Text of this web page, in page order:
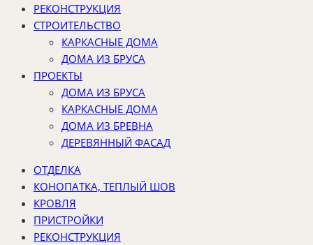
РЕКОНСТРУКЦИЯ
СТРОИТЕЛЬСТВО
КАРКАСНЫЕ ДОМА
ДОМА ИЗ БРУСА
ПРОЕКТЫ
ДОМА ИЗ БРУСА
КАРКАСНЫЕ ДОМА
ДОМА ИЗ БРЕВНА
ДЕРЕВЯННЫЙ ФАСАД
ОТДЕЛКА
КОНОПАТКА, ТЕПЛЫЙ ШОВ
КРОВЛЯ
ПРИСТРОЙКИ
РЕКОНСТРУКЦИЯ